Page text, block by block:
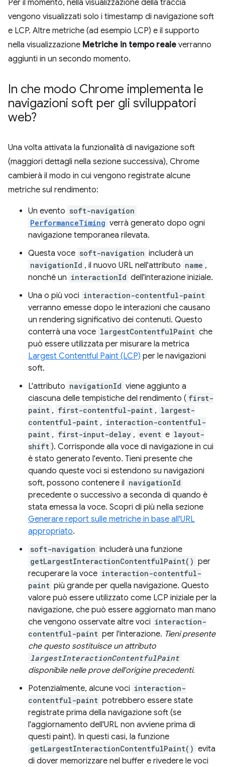
Per il momento, nella visualizzazione della traccia
vengono visualizzati solo i timestamp di navigazione soft
e LCP. Altre metriche (ad esempio LCP) e il supporto
nella visualizzazione Metriche in tempo reale verranno
aggiunti in un secondo momento.
In che modo Chrome implementa le
navigazioni soft per gli sviluppatori
web?
Una volta attivata la funzionalità di navigazione soft
(maggiori dettagli nella sezione successiva), Chrome
cambierà il modo in cui vengono registrate alcune
metriche sul rendimento:
Un evento soft-navigation
PerformanceTiming verrà generato dopo ogni
navigazione temporanea rilevata.
Questa voce soft-navigation includerà un
navigationId , il nuovo URL nell'attributo name ,
nonché un interactionId dell'interazione iniziale.
Una o più voci interaction-contentful-paint
verranno emesse dopo le interazioni che causano
un rendering significativo dei contenuti. Questo
conterrà una voce largestContentfulPaint che
può essere utilizzata per misurare la metrica
Largest Contentful Paint (LCP) per le navigazioni
soft.
L'attributo navigationId viene aggiunto a
ciascuna delle tempistiche del rendimento ( first-
paint , first-contentful-paint , largest-
contentful-paint , interaction-contentful-
paint , first-input-delay , event e layout-
shift ). Corrisponde alla voce di navigazione in cui
è stato generato l'evento. Tieni presente che
quando queste voci si estendono su navigazioni
soft, possono contenere il navigationId
precedente o successivo a seconda di quando è
stata emessa la voce. Scopri di più nella sezione
Generare report sulle metriche in base all'URL
appropriato.
soft-navigation includerà una funzione
getLargestInteractionContentfulPaint() per
recuperare la voce interaction-contentful-
paint più grande per quella navigazione. Questo
valore può essere utilizzato come LCP iniziale per la
navigazione, che può essere aggiornato man mano
che vengono osservate altre voci interaction-
contentful-paint per l'interazione. Tieni presente
che questo sostituisce un attributo
largestInteractionContentfulPaint
disponibile nelle prove dell'origine precedenti.
Potenzialmente, alcune voci interaction-
contentful-paint potrebbero essere state
registrate prima della navigazione soft (se
l'aggiornamento dell'URL non avviene prima di
questi paint). In questi casi, la funzione
getLargestInteractionContentfulPaint() evita
di dover memorizzare nel buffer e rivedere le voci